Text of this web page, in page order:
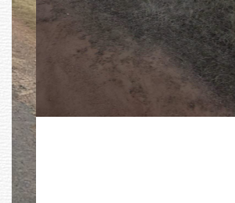
Esta tarde se registró un siniestro de
el kilómetro 347.500 de la Ruta
jurisdicción de Villa Caraguatá,